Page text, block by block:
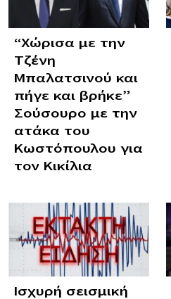
“Χώρισα με την
Τζένη
Μπαλατσινού και
πήγε και βρήκε”
Σούσουρο με την
ατάκα του
Κωστόπουλου για
τον Κικίλια
Ισχυρή σεισμική